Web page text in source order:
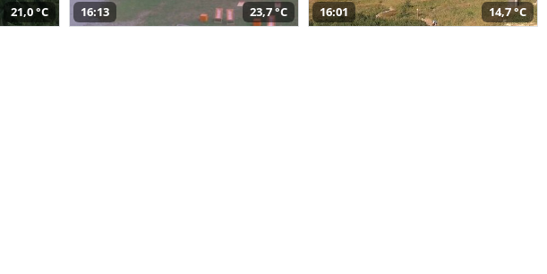
21,0 °C 16:13 23,7 °C 16:01 14,7 °C